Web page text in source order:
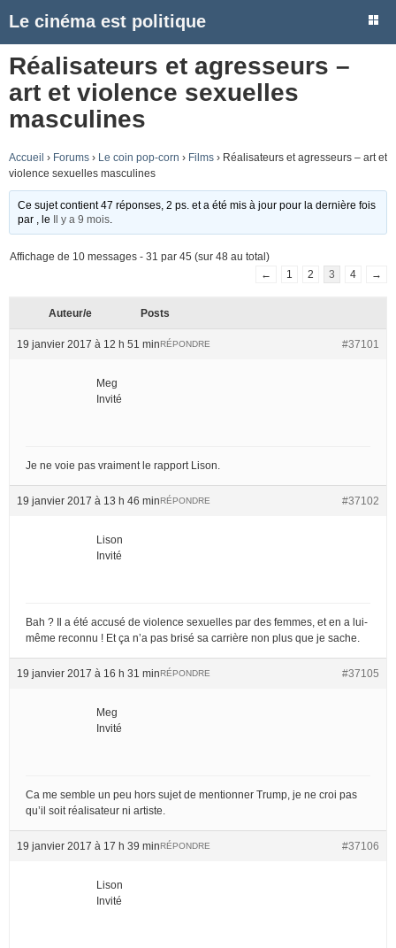
Le cinéma est politique
Réalisateurs et agresseurs –
art et violence sexuelles
masculines
Accueil › Forums › Le coin pop-corn › Films › Réalisateurs et agresseurs – art et
violence sexuelles masculines
Ce sujet contient 47 réponses, 2 ps. et a été mis à jour pour la dernière fois
par
, le Il y a 9 mois
Affichage de 10 messages - 31 par 45 (sur 48 au total)
←
1 2 3 4 →
Auteur/e Posts
19 janvier 2017 à 12 h 51 min #37101
RÉPONDRE
Meg
Invité
Je ne voie pas vraiment le rapport Lison.
19 janvier 2017 à 13 h 46 min #37102
RÉPONDRE
Lison
Invité
Bah ? Il a été accusé de violence sexuelles par des femmes, et en a lui-
même reconnu ! Et ça n’a pas brisé sa carrière non plus que je sache.
19 janvier 2017 à 16 h 31 min #37105
RÉPONDRE
Meg
Invité
Ca me semble un peu hors sujet de mentionner Trump, je ne croi pas
qu’il soit réalisateur ni artiste.
19 janvier 2017 à 17 h 39 min #37106
RÉPONDRE
Lison
Invité